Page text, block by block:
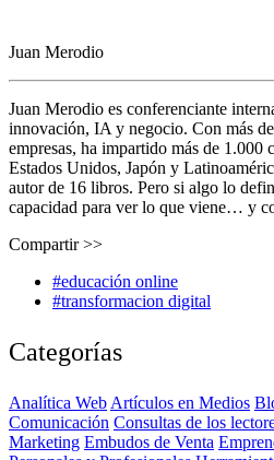
Juan Merodio
Juan Merodio es conferenciante
innovación, IA y negocio. Con más
empresas, ha impartido más de 1.000
Estados Unidos, Japón y
autor de 16 libros. Pero si algo lo
capacidad para ver lo que viene… y
Compartir >>
#educación online
#transformacion digital
Categorías
Analítica Web Artículos en Medios
Comunicación Consultas de los
Marketing Embudos de Venta